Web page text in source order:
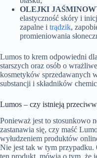
OLEJKI
elastyczność skóry i
zapalne i trądzik,
promieniowania
Lumos to krem odpowiedni
starszych oraz osób o
kosmetyków sprzedawanych
substancji i składników
Lumos – czy istnieją
Ponieważ jest to stosunkowo
zastanawia się, czy maść
wyłudzeniem produktów
Nie jest tak w tym
ten produkt, mówią o tym, że